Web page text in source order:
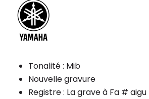
Tonalité : Mib
Nouvelle gravure
Registre : La grave à Fa # aigu